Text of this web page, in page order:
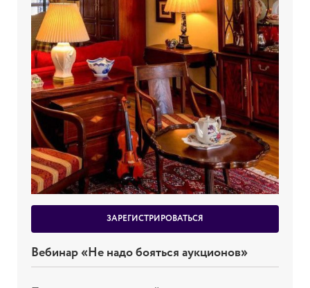
ЗАРЕГИСТРИРОВАТЬСЯ
Вебинар «Не надо бояться аукционов»